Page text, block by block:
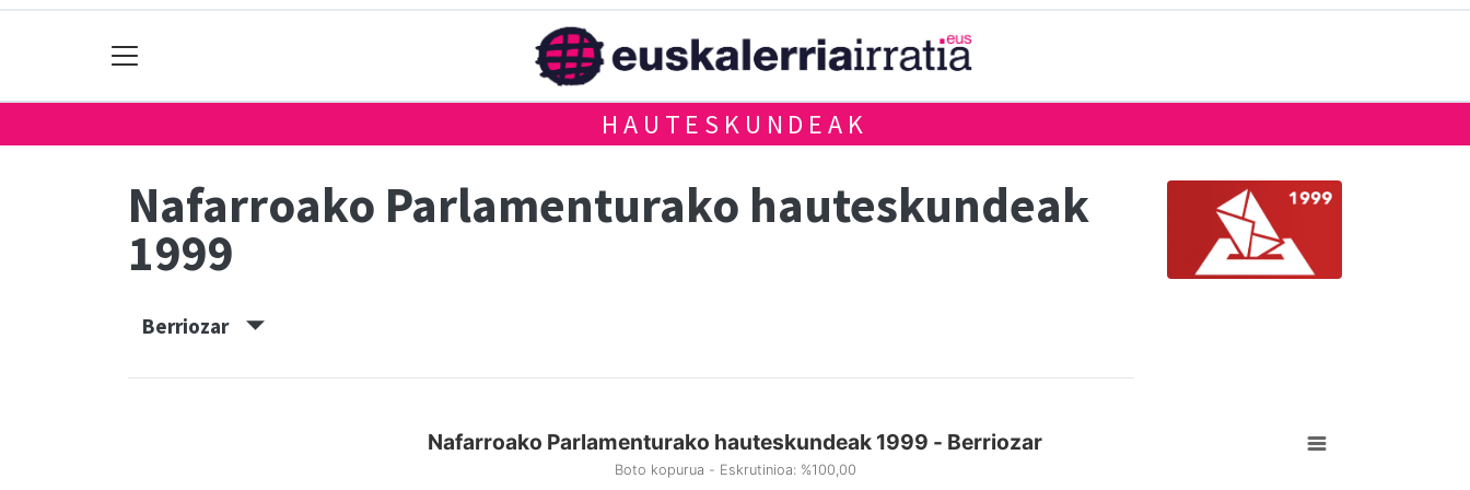
HAUTESKUNDEAK
Nafarroako Parlamenturako hauteskundeak
1999
Berriozar
Nafarroako Parlamenturako hauteskundeak 1999 - Berriozar
Boto kopurua - Eskrutinioa: %100,00